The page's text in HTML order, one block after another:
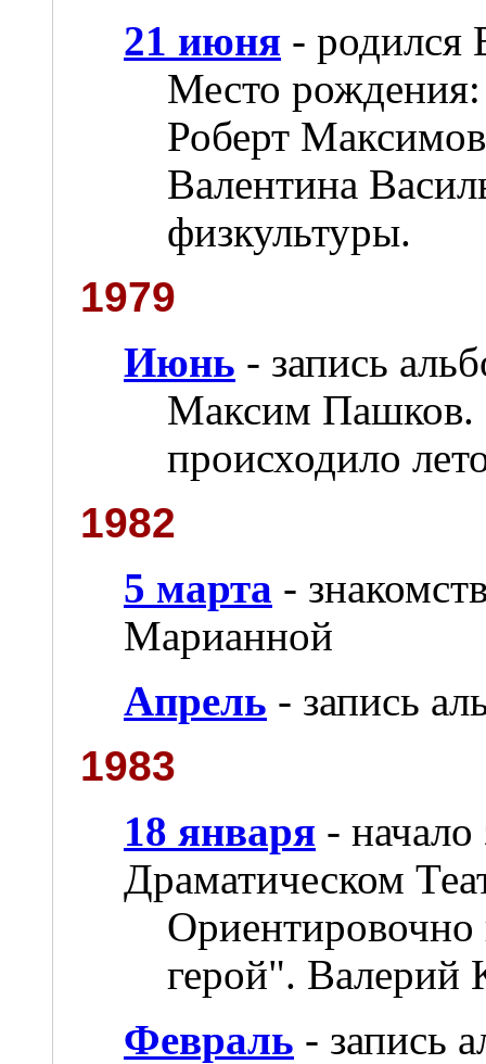
21 июня - родился
Место
Роберт
Валентина
физкультуры.
1979
Июнь - запись
Максим Пашков.
происходило
1982
5 марта -
Марианной
Апрель - запись
1983
18 января -
Драматическом
герой". Валерий
Февраль - запись